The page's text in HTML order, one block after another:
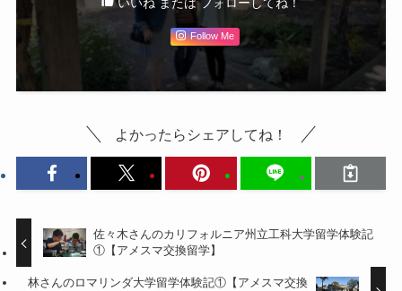
いいね または フォローしてね！
Follow Me
よかったらシェアしてね！
佐々木さんのカリフォルニア州立工科大学留学体験記
①【アメスマ交換留学】
林さんのロマリンダ大学留学体験記①【アメスマ交換